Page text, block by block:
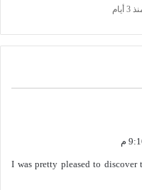
3 أيام
I was pretty pleased to